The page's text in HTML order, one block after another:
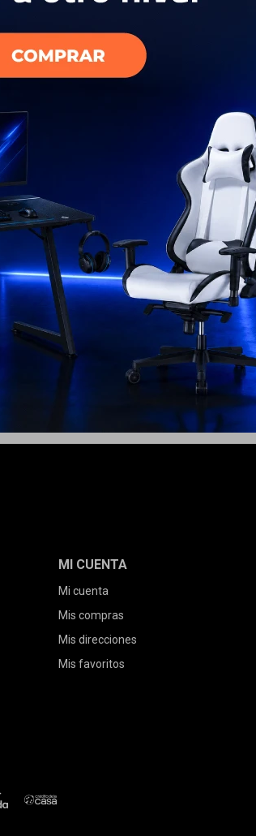
21
Smart TV Crystal 98¨ UHD
4K DU9000
USD 4.199
3.299 USD2.969
ENVIO GRATIS
GARANTÍA: 1 AÑO
ENVÍO A TODO EL PAÍS
MI CUENTA
Mi cuenta
Mis compras
Mis direcciones
Mis favoritos